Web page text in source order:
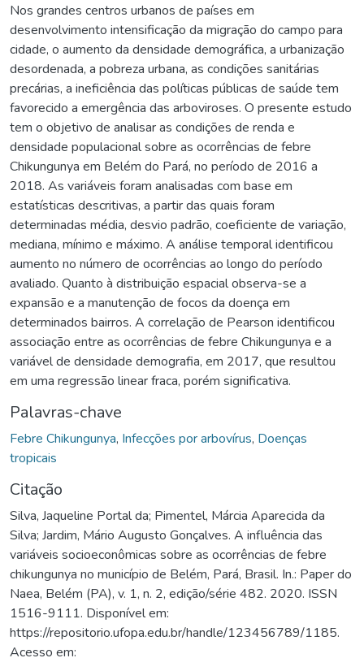
Nos grandes centros urbanos de países em
desenvolvimento intensificação da migração do campo para
cidade, o aumento da densidade demográfica, a urbanização
desordenada, a pobreza urbana, as condições sanitárias
precárias, a ineficiência das políticas públicas de saúde tem
favorecido a emergência das arboviroses. O presente estudo
tem o objetivo de analisar as condições de renda e
densidade populacional sobre as ocorrências de febre
Chikungunya em Belém do Pará, no período de 2016 a
2018. As variáveis foram analisadas com base em
estatísticas descritivas, a partir das quais foram
determinadas média, desvio padrão, coeficiente de variação,
mediana, mínimo e máximo. A análise temporal identificou
aumento no número de ocorrências ao longo do período
avaliado. Quanto à distribuição espacial observa-se a
expansão e a manutenção de focos da doença em
determinados bairros. A correlação de Pearson identificou
associação entre as ocorrências de febre Chikungunya e a
variável de densidade demografia, em 2017, que resultou
em uma regressão linear fraca, porém significativa.
Palavras-chave
Febre Chikungunya, Infecções por arbovírus, Doenças
tropicais
Citação
Silva, Jaqueline Portal da; Pimentel, Márcia Aparecida da
Silva; Jardim, Mário Augusto Gonçalves. A influência das
variáveis socioeconômicas sobre as ocorrências de febre
chikungunya no município de Belém, Pará, Brasil. In.: Paper do
Naea, Belém (PA), v. 1, n. 2, edição/série 482. 2020. ISSN
1516-9111. Disponível em:
https://repositorio.ufopa.edu.br/handle/123456789/1185.
Acesso em: